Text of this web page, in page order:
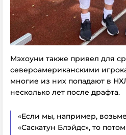
Мэхоуни также привел для
североамериканскими
многие из них попадают в
несколько лет после драфта.
«Если мы, например,
«Саскатун Блэйдс», то